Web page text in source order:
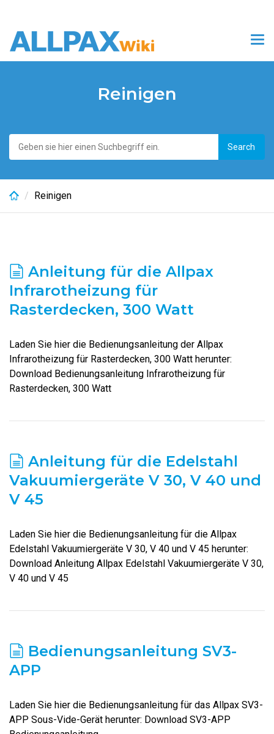
main
Reinigen
Reinigen
Anleitung für die Allpax
Infrarotheizung für
Rasterdecken, 300 Watt
Laden Sie hier die Bedienungsanleitung der Allpax
Infrarotheizung für Rasterdecken, 300 Watt herunter:
Download Bedienungsanleitung Infrarotheizung für
Rasterdecken, 300 Watt
Anleitung für die Edelstahl
Vakuumiergeräte V 30, V 40 und
V 45
Laden Sie hier die Bedienungsanleitung für die Allpax
Edelstahl Vakuumiergeräte V 30, V 40 und V 45 herunter:
Download Anleitung Allpax Edelstahl Vakuumiergeräte V 30,
V 40 und V 45
Bedienungsanleitung SV3-
APP
Laden Sie hier die Bedienungsanleitung für das Allpax SV3-
APP Sous-Vide-Gerät herunter: Download SV3-APP